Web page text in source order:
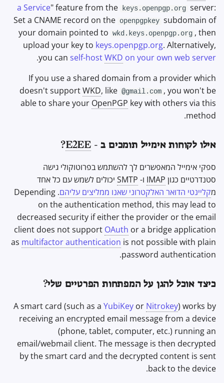
a Service" feature from the keys.openpgp.org server:
Set a CNAME record on the openpgpkey subdomain of
your domain pointed to wkd.keys.openpgp.org , then
upload your key to keys.openpgp.org. Alternatively,
you can self-hostWKD on your own web server
.
If you use a shared domain from a provider which
doesn't supportWKD, like @gmail.com , you won't be
able to share your OpenPGP key with others via this
method.
אילו לקוחות אימייל תומכים ב -E2EE
?
ספקי אימייל המאפשרים לך להשתמש בפרוטוקולי גישה
סטנדרטיים כגון IMAP ו- SMTP יכולים לשמש עם כל אחד
מקליינטי הדואר האלקטרוני שאנו ממליצים עליהם . Depending
on the authentication method, this may lead to
decreased security if either the provider or the email
client does not support OAuth or a bridge application
as multifactor authentication is not possible with plain
password authentication.
כיצד אוכל להגן על המפתחות הפרטיים שלי?
A smart card (such as a YubiKey or Nitrokey) works by
receiving an encrypted email message from a device
(phone, tablet, computer, etc.) running an
email/webmail client. The message is then decrypted
by the smart card and the decrypted content is sent
back to the device.